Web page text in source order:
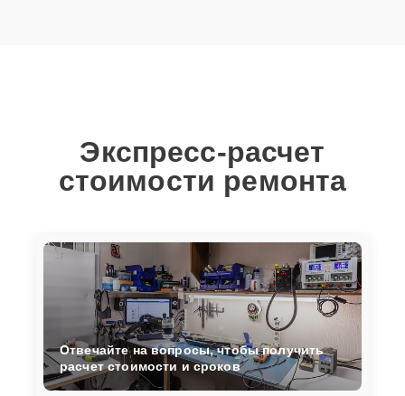
Экспресс-расчет
стоимости ремонта
Отвечайте на вопросы, чтобы получить
расчет стоимости и сроков